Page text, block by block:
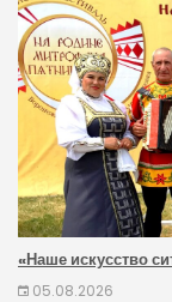
«Наше искусство
05.08.2026